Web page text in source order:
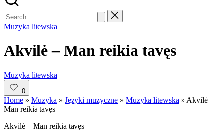
Posted
Muzyka litewska
Akvilė – Man reikia tavęs
Posted
in
Muzyka litewska
0
Home » Muzyka » Języki muzyczne » Muzyka litewska » Akvilė –
Man reikia tavęs
Akvilė – Man reikia tavęs